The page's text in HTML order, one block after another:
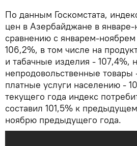
По данным Госкомстата,
цен в Азербайджане в январе-
сравнению с январем-
106,2%, в том числе на
и табачные изделия - 107,4%,
непродовольственные товары
платные услуги населению -
текущего года индекс
составил 101,5% к
ноябрю предыдущего года.